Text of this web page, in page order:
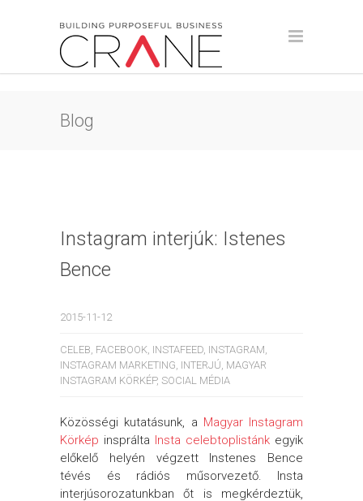
Blog
Instagram interjúk: Istenes
Bence
2015-11-12
CELEB, FACEBOOK, INSTAFEED, INSTAGRAM,
INSTAGRAM MARKETING, INTERJÚ, MAGYAR
INSTAGRAM KÖRKÉP, SOCIAL MÉDIA
Közösségi kutatásunk, a Magyar Instagram
Körkép insprálta Insta celebtoplistánk egyik
előkelő helyén végzett Instenes Bence
tévés és rádiós műsorvezető. Insta
interjúsorozatunkban őt is megkérdeztük,